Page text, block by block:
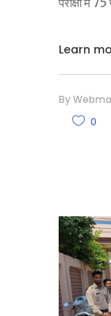
Learn
By
0